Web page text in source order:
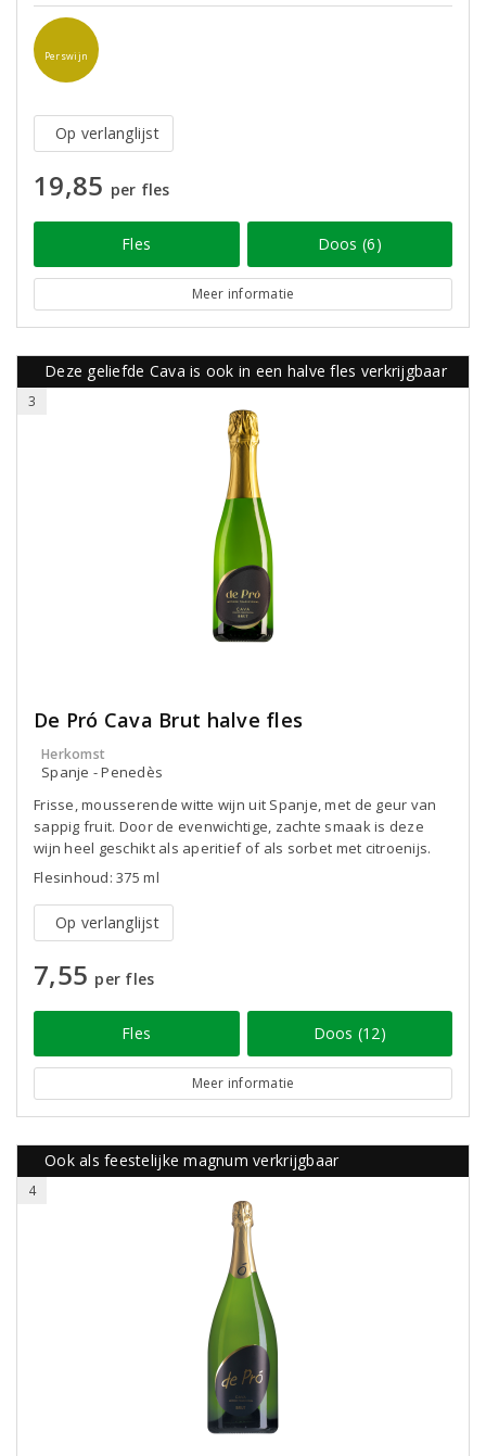
Perswijn
Op verlanglijst
19,85 per fles
Fles Doos (6)
Meer informatie
Deze geliefde Cava is ook in een halve fles verkrijgbaar
3
De Pró Cava Brut halve fles
Herkomst
Spanje - Penedès
Frisse, mousserende witte wijn uit Spanje, met de geur van
sappig fruit. Door de evenwichtige, zachte smaak is deze
wijn heel geschikt als aperitief of als sorbet met citroenijs.
Flesinhoud: 375 ml
Op verlanglijst
7,55 per fles
Fles Doos (12)
Meer informatie
Ook als feestelijke magnum verkrijgbaar
4